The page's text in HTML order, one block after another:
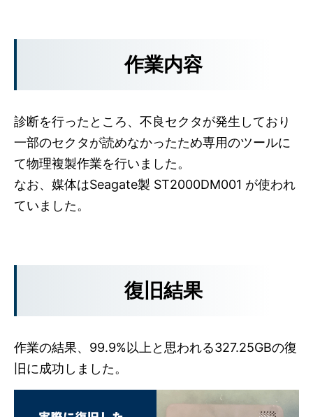
作業内容
診断を行ったところ、不良セクタが発生しており
一部のセクタが読めなかったため専用のツールに
て物理複製作業を行いました。
なお、媒体はSeagate製 ST2000DM001 が使われ
ていました。
復旧結果
作業の結果、99.9%以上と思われる327.25GBの復
旧に成功しました。